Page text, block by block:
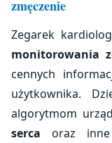
zmęczenie
Zegarek
monitorowania
cennych
użytkownika.
algorytmom
serca oraz inne